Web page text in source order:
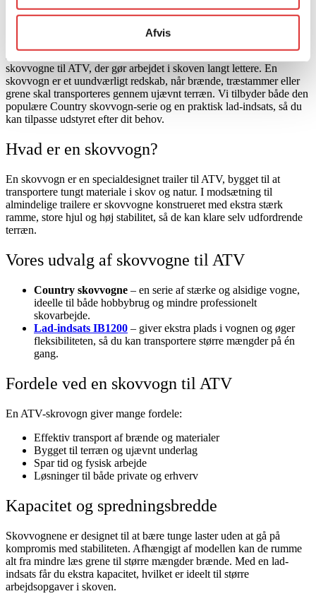
Afvis
skovvogne til ATV, der gør arbejdet i skoven langt lettere. En
skovvogn er et uundværligt redskab, når brænde, træstammer eller
grene skal transporteres gennem ujævnt terræn. Vi tilbyder både den
populære Country skovvogn-serie og en praktisk lad-indsats, så du
kan tilpasse udstyret efter dit behov.
Hvad er en skovvogn?
En skovvogn er en specialdesignet trailer til ATV, bygget til at
transportere tungt materiale i skov og natur. I modsætning til
almindelige trailere er skovvogne konstrueret med ekstra stærk
ramme, store hjul og høj stabilitet, så de kan klare selv udfordrende
terræn.
Vores udvalg af skovvogne til ATV
Country skovvogne – en serie af stærke og alsidige vogne,
ideelle til både hobbybrug og mindre professionelt
skovarbejde.
Lad-indsats IB1200 – giver ekstra plads i vognen og øger
fleksibiliteten, så du kan transportere større mængder på én
gang.
Fordele ved en skovvogn til ATV
En ATV-skrovogn giver mange fordele:
Effektiv transport af brænde og materialer
Bygget til terræn og ujævnt underlag
Spar tid og fysisk arbejde
Løsninger til både private og erhverv
Kapacitet og spredningsbredde
Skovvognene er designet til at bære tunge laster uden at gå på
kompromis med stabiliteten. Afhængigt af modellen kan de rumme
alt fra mindre læs grene til større mængder brænde. Med en lad-
indsats får du ekstra kapacitet, hvilket er ideelt til større
arbejdsopgaver i skoven.